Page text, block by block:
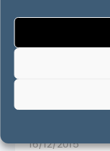
Entrevista en
16/12/2015